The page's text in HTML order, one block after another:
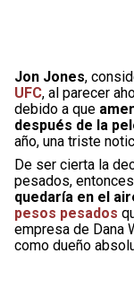
Jon Jones,
UFC, al parecer
debido a que
después de la
año, una triste
De ser cierta la
pesados,
quedaría en el
pesos pesados
empresa de Dana
como dueño